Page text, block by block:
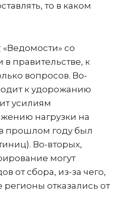
то в каком
«Ведомости» со
правительстве, к
вопросов. Во-
к удорожанию
усилиям
нагрузки на
в прошлом году был
Во-вторых,
могут
от сбора, из-за чего,
отказались от